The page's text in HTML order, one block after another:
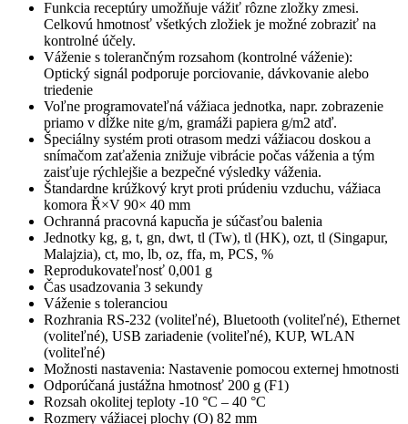
Funkcia receptúry umožňuje vážiť rôzne zložky zmesi.
Celkovú hmotnosť všetkých zložiek je možné zobraziť na
kontrolné účely.
Váženie s tolerančným rozsahom (kontrolné váženie):
Optický signál podporuje porciovanie, dávkovanie alebo
triedenie
Voľne programovateľná vážiaca jednotka, napr. zobrazenie
priamo v dĺžke nite g/m, gramáži papiera g/m2 atď.
Špeciálny systém proti otrasom medzi vážiacou doskou a
snímačom zaťaženia znižuje vibrácie počas váženia a tým
zaisťuje rýchlejšie a bezpečné výsledky váženia.
Štandardne krúžkový kryt proti prúdeniu vzduchu, vážiaca
komora Ř×V 90× 40 mm
Ochranná pracovná kapucňa je súčasťou balenia
Jednotky kg, g, t, gn, dwt, tl (Tw), tl (HK), ozt, tl (Singapur,
Malajzia), ct, mo, lb, oz, ffa, m, PCS, %
Reprodukovateľnosť 0,001 g
Čas usadzovania 3 sekundy
Váženie s toleranciou
Rozhrania RS-232 (voliteľné), Bluetooth (voliteľné), Ethernet
(voliteľné), USB zariadenie (voliteľné), KUP, WLAN
(voliteľné)
Možnosti nastavenia: Nastavenie pomocou externej hmotnosti
Odporúčaná justážna hmotnosť 200 g (F1)
Rozsah okolitej teploty -10 °C – 40 °C
Rozmery vážiacej plochy (O) 82 mm